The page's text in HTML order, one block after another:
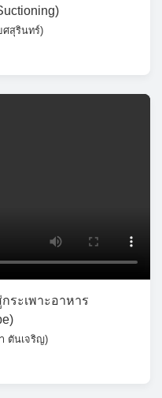
ศสุรินทร์)
ระเพาะอาหาร
ตันเจริญ)